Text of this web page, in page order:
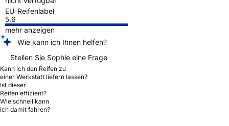
EU-Reifenlabel
5,6
mehr anzeigen
Wie kann ich Ihnen helfen?
Stellen Sie Sophie eine Frage
Kann ich den Reifen zu
einer Werkstatt liefern lassen?
Ist dieser
Reifen effizient?
Wie schnell kann
ich damit fahren?